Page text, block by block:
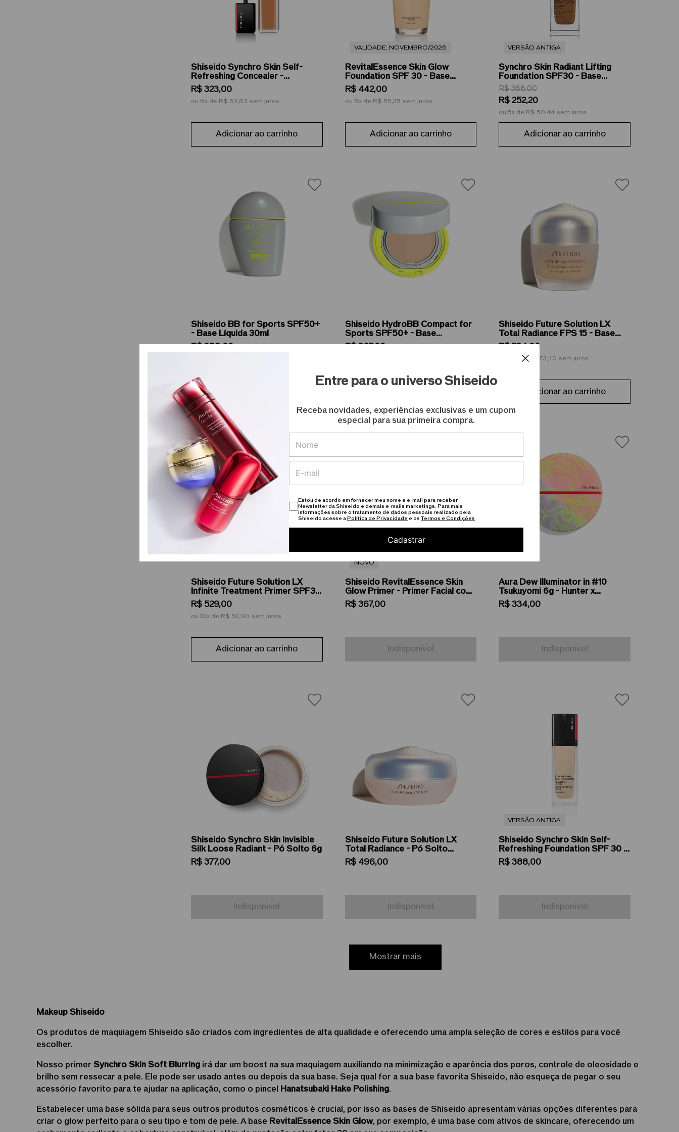
Entre para o universo Shiseido
Receba novidades, experiências exclusivas e um cupom
especial para sua primeira compra.
Estou de acordo em fornecer meu nome e e-mail para receber
Newsletter da Shiseido e demais e-mails marketings. Para mais
informações sobre o tratamento de dados pessoais realizado pela
Shiseido acesse a Política de Privacidade e os Termos e Condições
Cadastrar
Shiseido Synchro Skin Self-
Refreshing Concealer -
Corretivo Líquido 5,8 mL / 6,67
g
R$ 323,00
ou 6 de R$ 53,83 sem juros
Adicionar ao carrinho
VALIDADE: NOVEMBRO/2026
RevitalEssence Skin Glow
Foundation SPF 30 - Base
Líquida 30ml
R$ 442,00
ou 8 de R$ 55,25 sem juros
Adicionar ao carrinho
VERSÃO ANTIGA
Synchro Skin Radiant Lifting
Foundation SPF30 - Base
Líquida 30ml
R$ 388,00
R$ 252,20
ou 5 de R$ 50,44 sem juros
Adicionar ao carrinho
Shiseido BB for Sports SPF50+
- Base Líquida 30ml
R$ 388,00
Shiseido HydroBB Compact for
Sports SPF50+ - Base
Compacta (Refil) 12g
R$ 367,00
Shiseido Future Solution LX
Total Radiance FPS 15 - Base
Cremosa 30ml
R$ 734,00
de R$ 73,40 sem juros
Adicionar ao carrinho
Shiseido Future Solution LX
Infinite Treatment Primer SPF30
- Primer facial 40ml
R$ 529,00
ou 10 de R$ 52,90 sem juros
Adicionar ao carrinho
NOVO
Shiseido RevitalEssence Skin
Glow Primer - Primer Facial com
FPS 25 30ml
R$ 367,00
Indisponível
Aura Dew Illuminator in #10
Tsukuyomi 6g - Hunter x
R$ 334,00
Indisponível
Shiseido Synchro Skin Invisible
Silk Loose Radiant - Pó Solto 6g
R$ 377,00
Indisponível
Shiseido Future Solution LX
Total Radiance - Pó Solto
Translúcido 10g
R$ 496,00
Indisponível
VERSÃO ANTIGA
Shiseido Synchro Skin Self-
Refreshing Foundation SPF 30 -
Base Líquida 30ml
R$ 388,00
Indisponível
Mostrar mais
Makeup Shiseido
Os produtos de maquiagem Shiseido são criados com ingredientes de alta qualidade e oferecendo uma ampla seleção de cores e estilos para você
escolher.
Nosso primer Synchro Skin Soft Blurring irá dar um boost na sua maquiagem auxiliando na minimização e aparência dos poros, controle de oleosidade e
brilho sem ressecar a pele. Ele pode ser usado antes ou depois da sua base. Seja qual for a sua base favorita Shiseido, não esqueça de pegar o seu
acessório favorito para te ajudar na aplicação, como o pincel
Hanatsubaki Hake Polishing.
Estabelecer uma base sólida para seus outros produtos cosméticos é crucial, por isso as bases de Shiseido apresentam várias opções diferentes para
criar o glow perfeito para o seu tipo e tom de pele. A base RevitalEssence Skin Glow, por exemplo, é uma base com ativos de skincare, oferecendo um